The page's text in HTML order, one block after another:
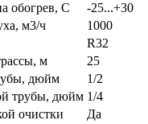
обогрев, С
-25...+30
м3/ч
1000
R32
м
25
дюйм
1/2
трубы, дюйм 1/4
очистки
Да